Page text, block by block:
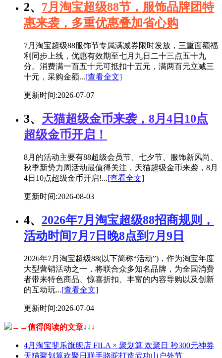
2、 7月淘宝超级88节，服饰品牌团特
惠来袭，多重优惠叠加省心购
7月淘宝超级88服饰节专属满减券限时发放，三重面额福
利同步上线，优惠有效期至七月九日二十三点五十九
分。消费满一百五十元可抵扣十五元，满两百元立减三
十元，采购金额...[查看全文]
更新时间:2026-07-07
3、 天猫超级金币来袭，8月4日10点
超级金币开启！
8月的活动主要有88超级会员节、七夕节、服饰新风尚、
秋季新势力周活动最值得关注，天猫超级金币来袭，8月
4日10点超级金币开启!...[查看全文]
更新时间:2026-08-03
4、 2026年7月淘宝超级88招商规则，
活动时间7月7日晚8点到7月9日
2026年7月淘宝超级88(以下简称“活动”)，作为淘宝年度
大型营销活动之一，将联合众多知名品牌，为全国消费
者带来特色商品、惊喜折扣、丰富的内容导购以及创新
的互动玩...[查看全文]
更新时间:2026-07-04
→→值得阅读的文章↓ ↓ ↓
4月淘宝斐乐旗舰店 FILA × 聚划算 欢聚日 秒300元神券
天猫聚划算欢聚日联手骆驼打造武功山户外节